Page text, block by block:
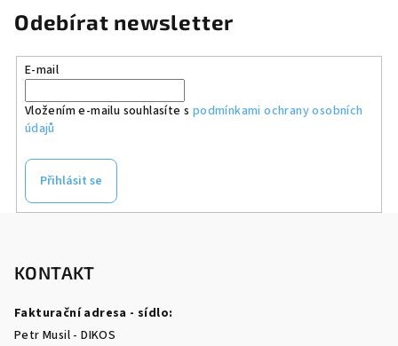
Odebírat newsletter
E-mail
Vložením e-mailu souhlasíte s podmínkami ochrany osobních
údajů
Přihlásit se
KONTAKT
Fakturační adresa - sídlo:
Petr Musil - DIKOS